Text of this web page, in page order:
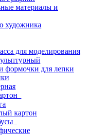
материалы и
художника
для моделирования
формочки для лепки
картон